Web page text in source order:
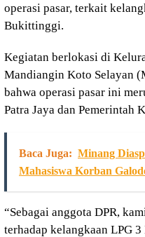
operasi pasar, terkait
Bukittinggi.
Kegiatan berlokasi di
Mandiangin Koto Selayan
bahwa operasi pasar ini
Patra Jaya dan Pemerintah
Baca Juga: Minang
Mahasiswa Korban
“Sebagai anggota DPR,
terhadap kelangkaan LPG